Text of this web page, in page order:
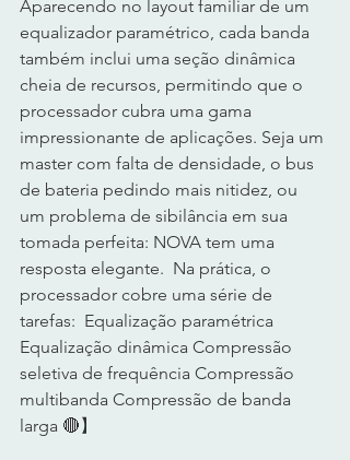
Aparecendo no layout familiar de um
equalizador paramétrico, cada banda
também inclui uma seção dinâmica
cheia de recursos, permitindo que o
processador cubra uma gama
impressionante de aplicações. Seja um
master com falta de densidade, o bus
de bateria pedindo mais nitidez, ou
um problema de sibilância em sua
tomada perfeita: NOVA tem uma
resposta elegante.  Na prática, o
processador cobre uma série de
tarefas:  Equalização paramétrica
Equalização dinâmica Compressão
seletiva de frequência Compressão
multibanda Compressão de banda
larga 🔴】